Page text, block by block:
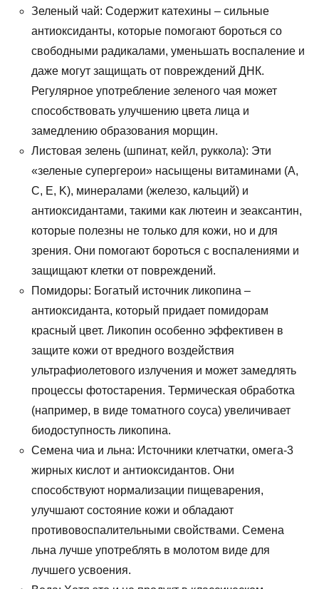
Зеленый чай: Содержит катехины – сильные
антиоксиданты, которые помогают бороться со
свободными радикалами, уменьшать воспаление и
даже могут защищать от повреждений ДНК.
Регулярное употребление зеленого чая может
способствовать улучшению цвета лица и
замедлению образования морщин.
Листовая зелень (шпинат, кейл, руккола): Эти
«зеленые супергерои» насыщены витаминами (A,
C, E, K), минералами (железо, кальций) и
антиоксидантами, такими как лютеин и зеаксантин,
которые полезны не только для кожи, но и для
зрения. Они помогают бороться с воспалениями и
защищают клетки от повреждений.
Помидоры: Богатый источник ликопина –
антиоксиданта, который придает помидорам
красный цвет. Ликопин особенно эффективен в
защите кожи от вредного воздействия
ультрафиолетового излучения и может замедлять
процессы фотостарения. Термическая обработка
(например, в виде томатного соуса) увеличивает
биодоступность ликопина.
Семена чиа и льна: Источники клетчатки, омега-3
жирных кислот и антиоксидантов. Они
способствуют нормализации пищеварения,
улучшают состояние кожи и обладают
противовоспалительными свойствами. Семена
льна лучше употреблять в молотом виде для
лучшего усвоения.